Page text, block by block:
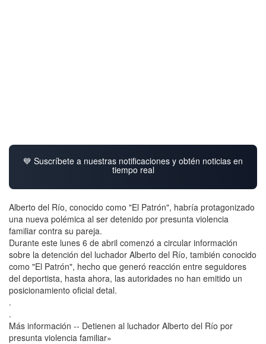
💙 Suscríbete a nuestras notificaciones y obtén noticias en
tiempo real
Alberto del Río, conocido como "El Patrón", habría protagonizado
una nueva polémica al ser detenido por presunta violencia
familiar contra su pareja.
Durante este lunes 6 de abril comenzó a circular información
sobre la detención del luchador Alberto del Río, también conocido
como "El Patrón", hecho que generó reacción entre seguidores
del deportista, hasta ahora, las autoridades no han emitido un
posicionamiento oficial detal.
.
.
Más información -- Detienen al luchador Alberto del Río por
presunta violencia familiar»